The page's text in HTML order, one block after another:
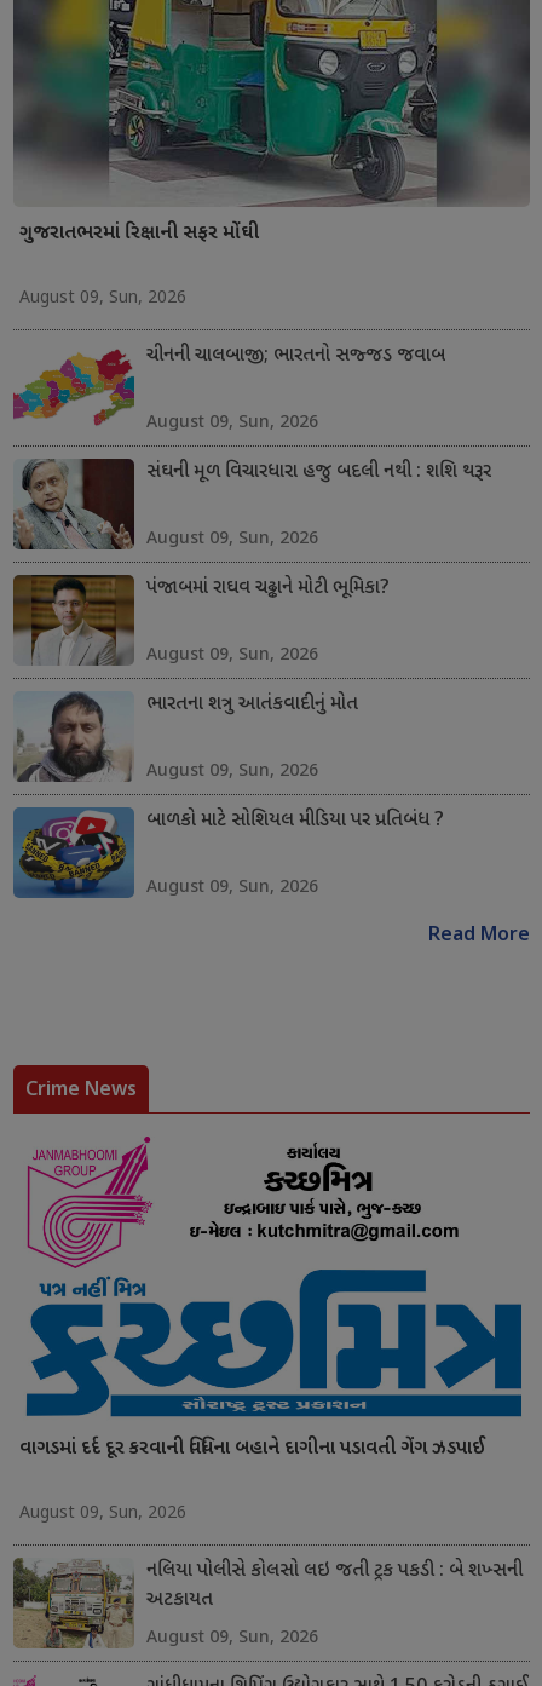
ગુજરાતભરમાં રિક્ષાની સફર મોંઘી
August 09, Sun, 2026
ચીનની ચાલબાજી; ભારતનો સજ્જડ જવાબ
August 09, Sun, 2026
સંઘની મૂળ વિચારધારા હજુ બદલી નથી : શશિ થરૂર
August 09, Sun, 2026
પંજાબમાં રાઘવ ચઢ્ઢાને મોટી ભૂમિકા?
August 09, Sun, 2026
ભારતના શત્રુ આતંકવાદીનું મોત
August 09, Sun, 2026
બાળકો માટે સોશિયલ મીડિયા પર પ્રતિબંધ ?
August 09, Sun, 2026
Read More
Crime News
વાગડમાં દર્દ દૂર કરવાની વિધિના બહાને દાગીના પડાવતી ગેંગ ઝડપાઈ
August 09, Sun, 2026
નલિયા પોલીસે કોલસો લઇ જતી ટ્રક પકડી : બે શખ્સની
અટકાયત
August 09, Sun, 2026